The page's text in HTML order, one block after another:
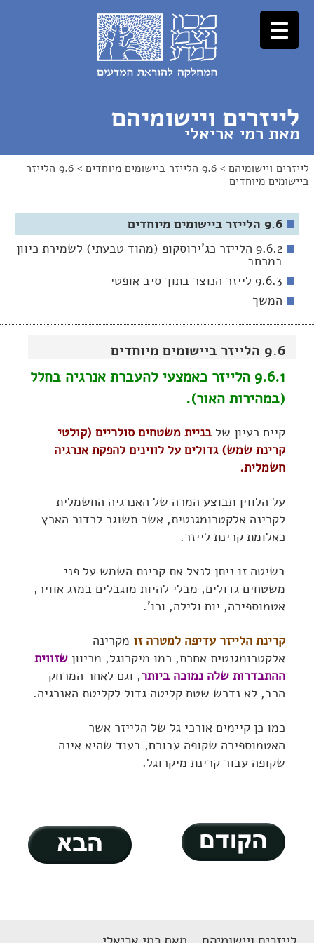
לתוכן
לניווט
לייזרים ויישומיהם
מאת רמי אריאלי
לייזרים ויישומיהם > 9.6 הלייזר ביישומים מיוחדים >
9.6 הלייזר
ביישומים מיוחדים
9.6 הלייזר ביישומים מיוחדים
9.6.1 הלייזר כאמצעי להעברת אנרגיה בחלל
(במהירות האור).
קיים רעיון של בניית משטחים סולריים (קולטי
קרינת שמש) גדולים על לווינים להפקת אנרגיה
חשמלית.
על הלווין תבוצע המרה של האנרגיה החשמלית
לקרינה אלקטרומגנטית, אשר תשוגר לכדור הארץ
כאלומת קרינת לייזר.
בשיטה זו ניתן לנצל את קרינת השמש על פני
משטחים גדולים, מבלי להיות מוגבלים במזג אוויר,
אטמוספירה, יום ולילה, וכו'.
קרינת הלייזר עדיפה למטרה זו מקרינה
אלקטרומגנטית אחרת, כמו מיקרוגל, מכיוון שזווית
ההתבדרות שלה נמוכה ביותר, וגם לאחר המרחק
הרב, לא נדרש שטח קליטה גדול לקליטת האנרגיה.
כמו כן קיימים אורכי גל של הלייזר אשר
האטמוספירה שקופה עבורם, בעוד שהיא אינה
שקופה עבור קרינת מיקרוגל.
9.6 הלייזר ביישומים מיוחדים
9.6.2 הלייזר כג'ירוסקופ (מהוד טבעתי) לשמירת כיוון
במרחב
9.6.3 לייזר הנוצר בתוך סיב אופטי
המשך